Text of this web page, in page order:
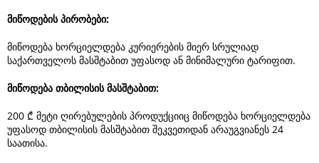
მიწოდებისპირობები:
მიწოდება ხორციელდება კურიერების მიერ სრულიად
საქართველოს მასშტაბით უფასოდ ან მინიმალური ტარიფით.
მიწოდება თბილისისმასშტაბით:
200 ₾ მეტი ღირებულების პროდუქციიც მიწოდება ხორციელდება
უფასოდ თბილისის მასშტაბით შეკვეთიდან არაუგვიანეს 24
საათისა.